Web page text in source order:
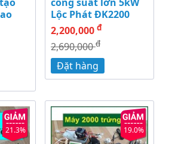
Lộc Phát ĐK2200
2,200,000 đ
2,690,000đ
Đặt hàng
21.3% 19.0%